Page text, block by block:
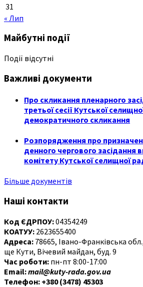
31
« Лип
Майбутні події
Події відсутні
Важливі документи
Про скликання пленарного
третьої сесії Кутської
демократичного скликання
Розпорядження про
денного чергового засідання
комітету Кутської селищної
Більше документів
Наші контакти
Код ЄДРПОУ:04354249
КОАТУУ: 2623655400
Адреса: 78665, Івано-Франківська
ще Кути, Вічевий майдан, буд. 9
Час роботи: пн-пт 8:00-17:00
Email:mail@kuty-rada.gov.ua
Телефон: +380 (3478) 45303